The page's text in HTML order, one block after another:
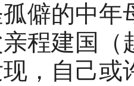
僻的中年
程建国（
，自己